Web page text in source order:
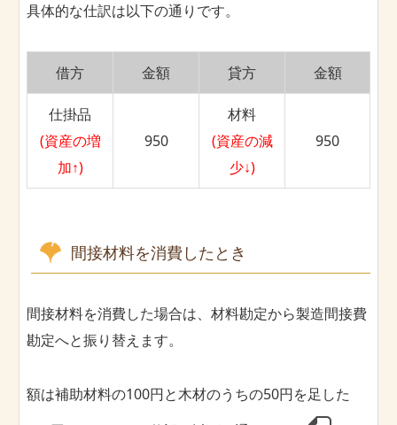
具体的な仕訳は以下の通りです。
借方 金額 貸方 金額
仕掛品
(資産の増
加↑)
950
材料
(資産の減
少↓)
950
間接材料を消費したとき
間接材料を消費した場合は、材料勘定から製造間接費
勘定へと振り替えます。
額は補助材料の100円と木材のうちの50円を足した